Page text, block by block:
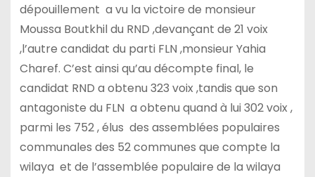
dépouillement a vu la victoire de monsieur
Moussa Boutkhil du RND ,devançant de 21 voix
,l’autre candidat du parti FLN ,monsieur Yahia
Charef. C’est ainsi qu’au décompte final, le
candidat RND a obtenu 323 voix ,tandis que son
antagoniste du FLN a obtenu quand à lui 302 voix ,
parmi les 752 , élus des assemblées populaires
communales des 52 communes que compte la
wilaya et de l’assemblée populaire de la wilaya